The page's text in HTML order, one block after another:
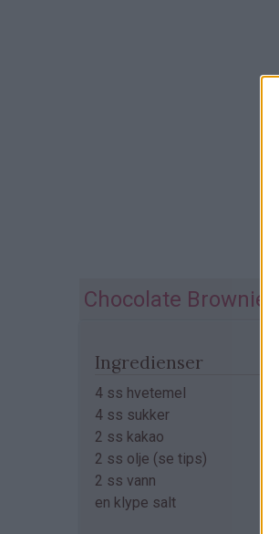
Chocolate Brownie
Ingredienser
4 ss hvetemel
4 ss sukker
2 ss kakao
2 ss olje (se tips)
2 ss vann
en klype salt